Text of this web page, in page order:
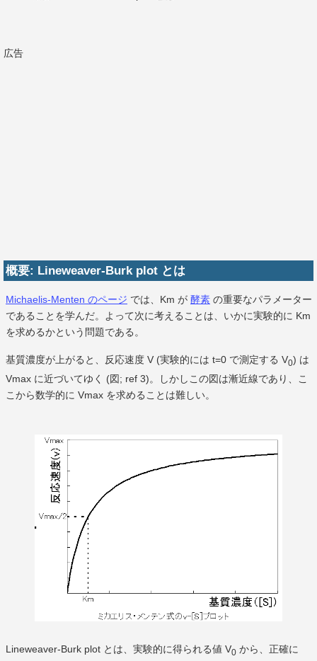
広告
概要: Lineweaver-Burk plot とは
Michaelis-Menten のページ では、Km が 酵素 の重要なパラメーター
であることを学んだ。よって次に考えることは、いかに実験的に Km
を求めるかという問題である。
基質濃度が上がると、反応速度 V (実験的には t=0 で測定する V0) は
Vmax に近づいてゆく (図; ref 3)。しかしこの図は漸近線であり、こ
こから数学的に Vmax を求めることは難しい。
Lineweaver-Burk plot とは、実験的に得られる値 V0 から、正確に